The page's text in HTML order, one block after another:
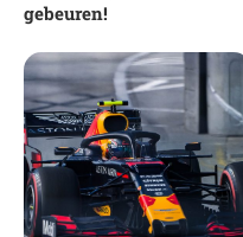
gebeuren!